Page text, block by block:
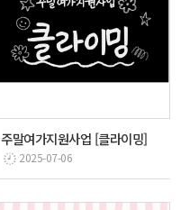
주말여가지원사업 [클라이밍]
2025-07-06